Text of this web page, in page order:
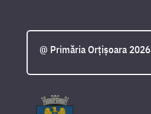
@ Primăria Orțișoara 2026